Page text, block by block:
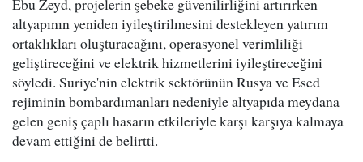
Ebu Zeyd, projelerin şebeke güvenilirliğini artırırken
altyapının yeniden iyileştirilmesini destekleyen yatırım
ortaklıkları oluşturacağını, operasyonel verimliliği
geliştireceğini ve elektrik hizmetlerini iyileştireceğini
söyledi. Suriye'nin elektrik sektörünün Rusya ve Esed
rejiminin bombardımanları nedeniyle altyapıda meydana
gelen geniş çaplı hasarın etkileriyle karşı karşıya kalmaya
devam ettiğini de belirtti.